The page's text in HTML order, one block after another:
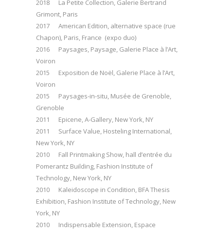
2018 La Petite Collection, Galerie Bertrand
Grimont, Paris
2017 American Edition, alternative space (rue
Chapon), Paris, France (expo duo)
2016 Paysages, Paysage, Galerie Place à l’Art,
Voiron
2015 Exposition de Noël, Galerie Place à l’Art,
Voiron
2015 Paysages-in-situ, Musée de Grenoble,
Grenoble
2011 Epicene, A-Gallery, New York, NY
2011 Surface Value, Hosteling International,
New York, NY
2010 Fall Printmaking Show, hall d’entrée du
Pomerantz Building, Fashion Institute of
Technology, New York, NY
2010 Kaleidoscope in Condition, BFA Thesis
Exhibition, Fashion Institute of Technology, New
York, NY
2010 Indispensable Extension, Espace